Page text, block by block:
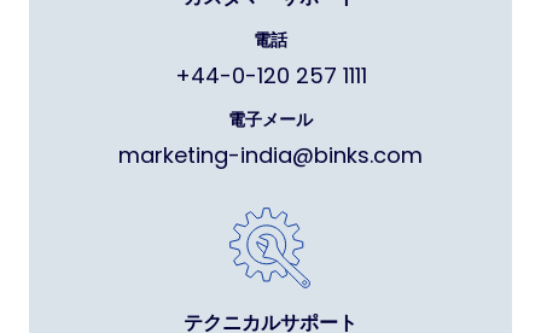
電話
+44-0-120 257 1111
電子メール
marketing-india@binks.com
テクニカルサポート